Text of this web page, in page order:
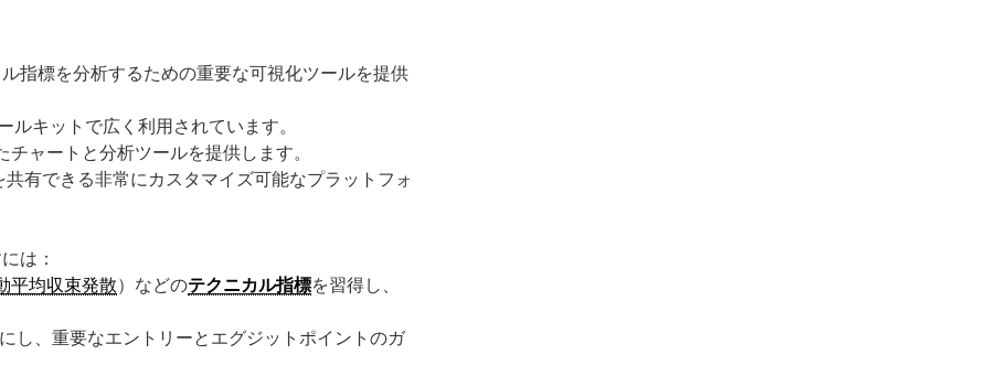
指標を分析するための重要な可視化ツールを提供
ルキットで広く利用されています。
ャートと分析ツールを提供します。
有できる非常にカスタマイズ可能なプラットフォ
は：
平均収束発散）などのテクニカル指標を習得し、
し、重要なエントリーとエグジットポイントのガ